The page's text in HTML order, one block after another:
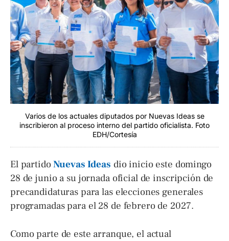
Varios de los actuales diputados por Nuevas Ideas se
inscribieron al proceso interno del partido oficialista. Foto
EDH/Cortesía
El partidoNuevas Ideas dio inicio este domingo
28 de junio a su jornada oficial de inscripción de
precandidaturas para las elecciones generales
programadas para el 28 de febrero de 2027.
Como parte de este arranque, el actual